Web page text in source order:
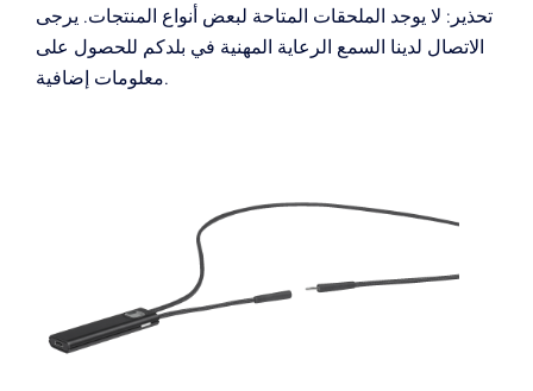
تحذير: لا يوجد الملحقات المتاحة لبعض أنواع المنتجات. يرجى
الاتصال لدينا السمع الرعاية المهنية في بلدكم للحصول على
معلومات إضافية.